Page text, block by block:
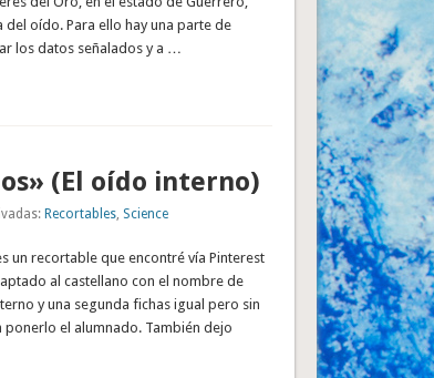
oído. Para ello hay una parte de
los datos señalados y a …
(El oído interno)
Recortables, Science
un recortable que encontré vía Pinterest
al castellano con el nombre de
y una segunda fichas igual pero sin
ponerlo el alumnado. También dejo